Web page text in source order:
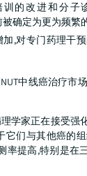
的改进和分子
确定为更为频繁
,对专门药理干
中线癌治疗市
学家正在接受强
它们与其他癌的
率提高,特别是在